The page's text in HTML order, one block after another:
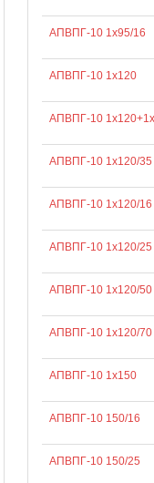
АПВПГ-10 1х95/16
АПВПГ-10 1х120
АПВПГ-10
АПВПГ-10 1х120/35
АПВПГ-10 1х120/16
АПВПГ-10 1х120/25
АПВПГ-10 1х120/50
АПВПГ-10 1х120/70
АПВПГ-10 1х150
АПВПГ-10 150/16
АПВПГ-10 150/25